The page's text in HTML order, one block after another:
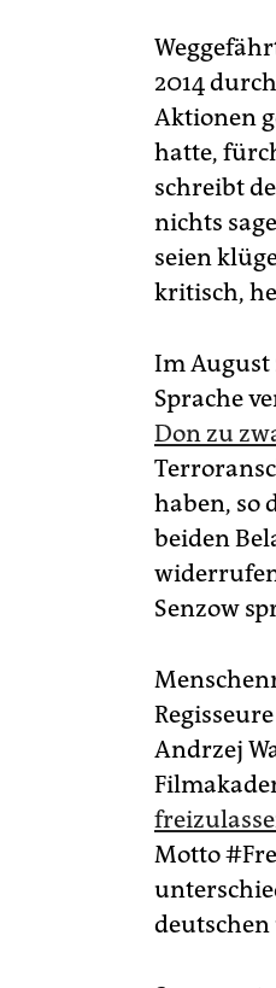
2014
Aktionen
hatte,
schreibt
nichts
seien
kritisch,
Im August
Sprache
Don zu
haben, so
beiden
Senzow
Andrzej
Motto